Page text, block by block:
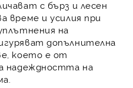
с бърз и лесен
време и усилия при
на
допълнителна
което е от
надеждността на